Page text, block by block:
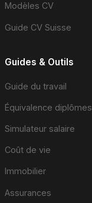
Modèles CV
Guide CV Suisse
Guides & Outils
Guide du travail
Équivalence diplômes
Simulateur salaire
Coût de vie
Immobilier
Assurances